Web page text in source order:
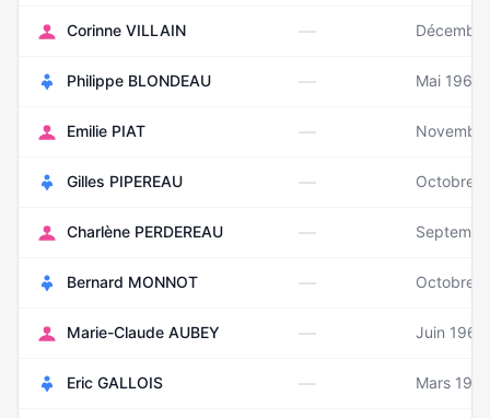
Corinne VILLAIN —
Philippe BLONDEAU — Mai 1966
Emilie PIAT —
Gilles PIPEREAU — Octobre
Charlène PERDEREAU —
Bernard MONNOT — Octobre
Marie-Claude AUBEY — Juin 1963
Eric GALLOIS — Mars